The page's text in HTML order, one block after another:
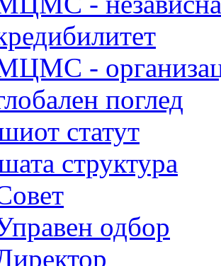
-
поглед
статут
структура
одбор